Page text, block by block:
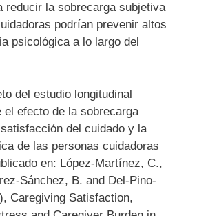
reducir la sobrecarga subjetiva
podrían prevenir altos
psicológica a lo largo del
del estudio longitudinal
el efecto de la sobrecarga
del cuidado y la
de las personas cuidadoras
en: López-Martínez, C.,
Sánchez, B. and Del-Pino-
Caregiving Satisfaction,